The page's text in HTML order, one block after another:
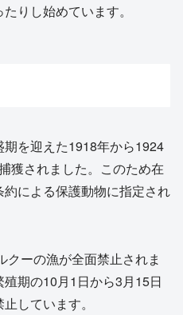
りし始めています。
を迎えた1918年から1924
獲されました。このため在
による保護動物に指定され
ーの漁が全面禁止されま
期の10月1日から3月15日
しています。